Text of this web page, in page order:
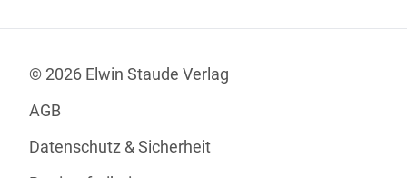
© 2026 Elwin Staude Verlag
AGB
Datenschutz & Sicherheit